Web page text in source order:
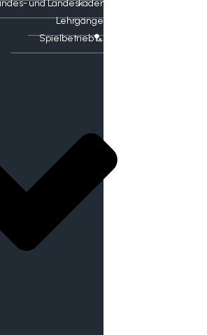
und Landeskader
Lehrgänge
Spielbetrieb🏸